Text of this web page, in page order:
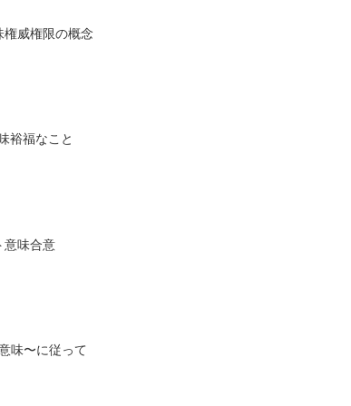
威権限の概念
裕福なこと
意味合意
味〜に従って